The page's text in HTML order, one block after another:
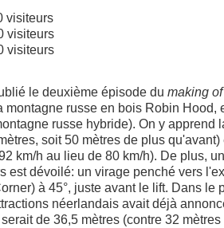
visiteurs
visiteurs
visiteurs
le deuxième épisode du making of
montagne russe en bois Robin Hood,
russe hybride). On y apprend
soit 50 mètres de plus qu'avant)
km/h au lieu de 80 km/h). De plus,
est dévoilé: un virage penché vers
à 45°, juste avant le lift. Dans le
néerlandais avait déjà
de 36,5 mètres (contre 32 mètres